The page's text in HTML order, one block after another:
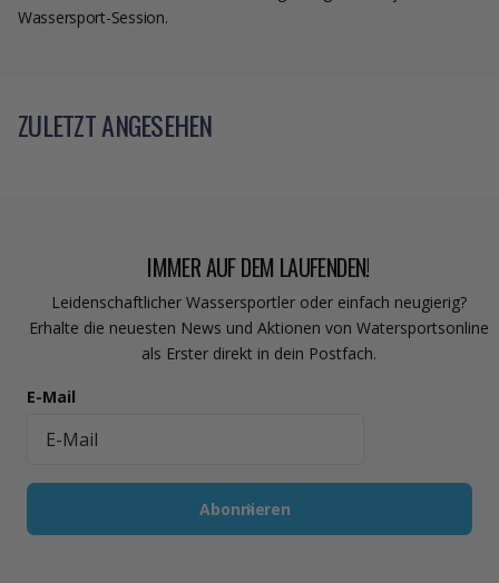
Wassersport-Session.
ZULETZT ANGESEHEN
IMMER AUF DEM LAUFENDEN!
Leidenschaftlicher Wassersportler oder einfach neugierig?
Erhalte die neuesten News und Aktionen von Watersportsonline
als Erster direkt in dein Postfach.
E-Mail
Abonnieren